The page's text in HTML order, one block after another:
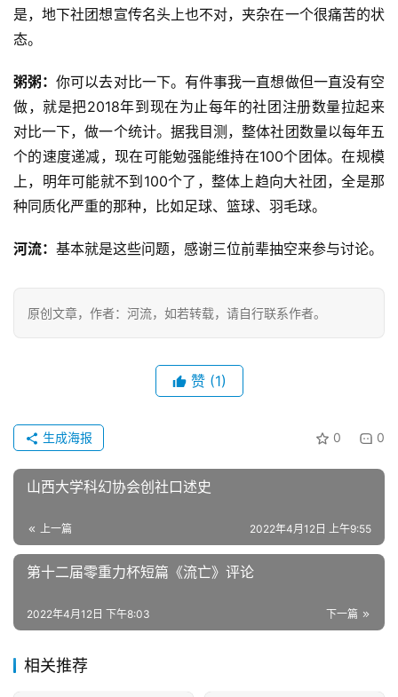
是，地下社团想宣传名头上也不对，夹杂在一个很痛苦的状
态。
粥粥：你可以去对比一下。有件事我一直想做但一直没有空
做，就是把2018年到现在为止每年的社团注册数量拉起来
对比一下，做一个统计。据我目测，整体社团数量以每年五
个的速度递减，现在可能勉强能维持在100个团体。在规模
上，明年可能就不到100个了，整体上趋向大社团，全是那
种同质化严重的那种，比如足球、篮球、羽毛球。
河流： 基本就是这些问题，感谢三位前辈抽空来参与讨论。
原创文章，作者：河流，如若转载，请自行联系作者。
赞 (1)
0 0
生成海报
山西大学科幻协会创社口述史
上一篇 2022年4月12日 上午9:55
第十二届零重力杯短篇《流亡》评论
下一篇
2022年4月12日 下午8:03
相关推荐